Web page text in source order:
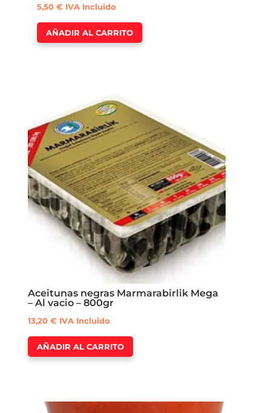
5,50 € IVA Incluido
AÑADIR AL CARRITO
Aceitunas negras Marmarabirlik Mega
– Al vacio – 800gr
13,20€ IVA Incluido
AÑADIR AL CARRITO